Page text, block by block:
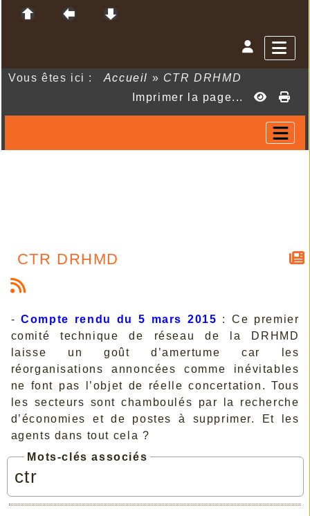
Vous êtes ici : Accueil » CTR DRHMD
Imprimer la page...
CTR DRHMD
-Compte rendu du 5 mars 2015 : Ce premier
comité technique de réseau de la DRHMD
laisse un goût d’amertume car les
réorganisations annoncées comme inévitables
ne font pas l’objet de réelle concertation. Tous
les secteurs sont chamboulés par la recherche
d’économies et de postes à supprimer. Et les
agents dans tout cela ?
Mots-clés associés
ctr